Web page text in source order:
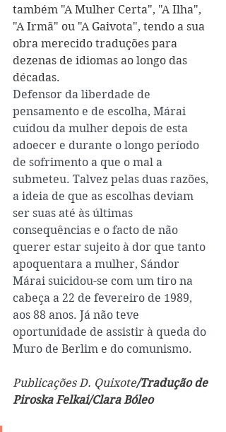
também "A Mulher Certa", "A Ilha",
"A Irmã" ou "A Gaivota", tendo a sua
obra merecido traduções para
dezenas de idiomas ao longo das
décadas.
Defensor da liberdade de
pensamento e de escolha, Márai
cuidou da mulher depois de esta
adoecer e durante o longo período
de sofrimento a que o mal a
submeteu. Talvez pelas duas razões,
a ideia de que as escolhas deviam
ser suas até às últimas
consequências e o facto de não
querer estar sujeito à dor que tanto
apoquentara a mulher, Sándor
Márai suicidou-se com um tiro na
cabeça a 22 de fevereiro de 1989,
aos 88 anos. Já não teve
oportunidade de assistir à queda do
Muro de Berlim e do comunismo.
Publicações D. Quixote/Tradução de
Piroska Felkai/Clara Bóleo